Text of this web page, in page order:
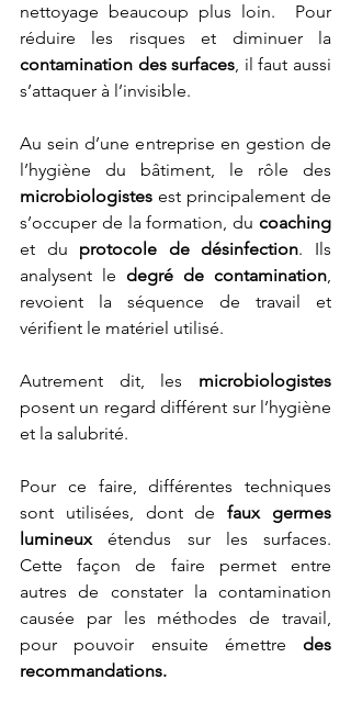
nettoyage beaucoup plus loin.  Pour
contamination des surfaces, il faut aussi
s’attaquer à l’invisible.
Au sein d’une entreprise en gestion de
microbiologistes est principalement de
s’occuper de la formation, du coaching
et du protocole de désinfection. Ils
analysent le degré de contamination,
revoient la séquence de travail et
vérifient le matériel utilisé.
Autrement dit, les microbiologistes
posent un regard différent sur l’hygiène
et la salubrité.
Pour ce faire, différentes techniques
sont utilisées, dont de faux germes
lumineux étendus sur les surfaces.
Cette façon de faire permet entre
autres de constater la contamination
causée par les méthodes de travail,
pour pouvoir ensuite émettre des
recommandations.